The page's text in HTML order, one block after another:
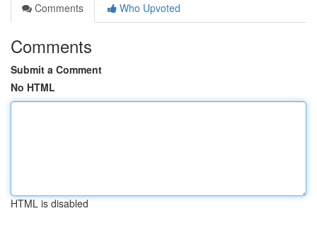
Comments
Who Upvoted
Comments
Submit a Comment
No HTML
HTML is disabled